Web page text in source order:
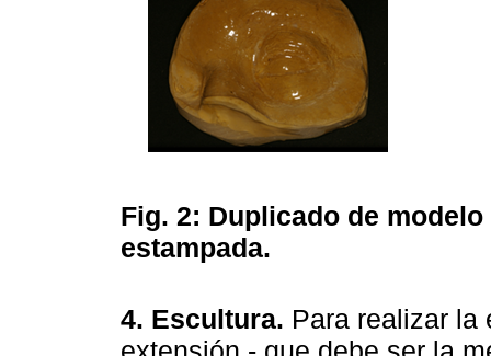
Fig. 2: Duplicado de
estampada.
4. Escultura. Para realizar la